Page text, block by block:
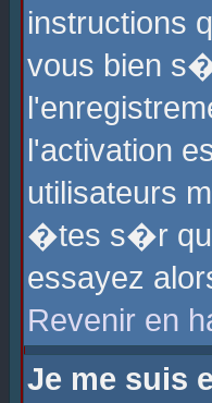
instructions
vous bien
l'activation
utilisateurs
�tes s�r
essayez
Revenir en
Je me suis